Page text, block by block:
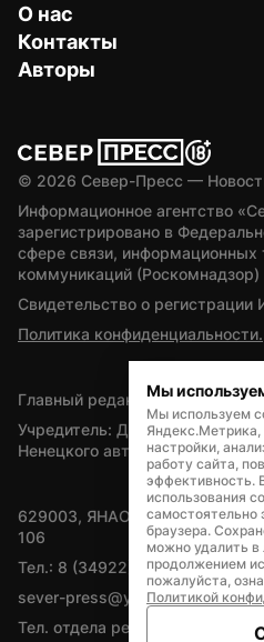
О нас
Контакты
Авторы
© 2026 Север-Пресс —
Информационное агентство
зарегистрировано в
сфере связи, информационных
коммуникаций
Свидетельство о
Политика конфиденциальности.
Главный редактор — А.Л.
Учредитель: Департамент
Ненецкого автономного округа
629003, ЯНАО, Салехард, мкр.
106
Тел.: 8 (34922) 71262
sever-press@yamal-media.ru
Тел. отдела рекламы: 8
Мы
Мы используем
настройки,
работу сайта,
эффективность.
использования
самостоятельно
браузера.
можно удалить
продолжением
пожалуйста,
Политикой